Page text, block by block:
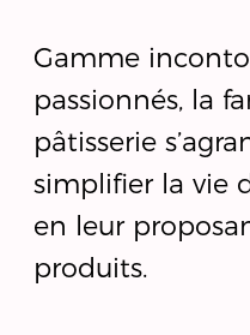
Gamme
passionnés, la
pâtisserie
simplifier la vie
en leur
produits.